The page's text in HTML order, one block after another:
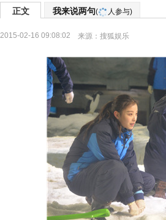
正文 我来说两句( 人参与)
2015-02-16 09:08:02 来源： 搜狐娱乐